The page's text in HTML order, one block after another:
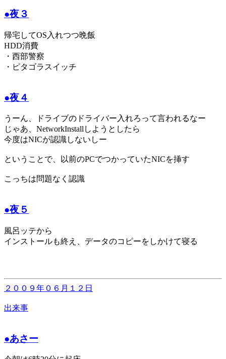
●夜３
帰宅してOS入れつつ晩飯
HDD消費
・西部警察
・ピタゴラスイッチ
●夜４
うーん、ドライブのドライバー入れろって言われるなー
じゃあ、NetworkInstallしようとしたら
今度はNICが認識しないしー
ということで、以前のPCでつかっていたNICを挿す
こっちは問題なく認識
●夜５
風呂ッテから
インストールも終え、データのコピーをしかけて寝る
２００９年０６月１２日
出来事
●あさー